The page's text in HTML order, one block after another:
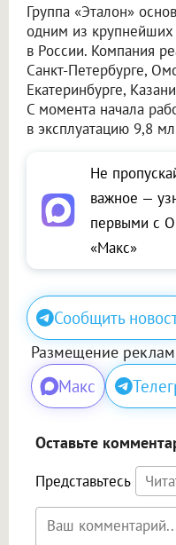
Группа «Эталон»
одним из
в России. Компания
Санкт-Петербурге,
Екатеринбурге,
С момента начала
в эксплуатацию 9,8
Не
важное —
первыми с
«Макс»
Сообщить
Размещение
Макс
Оставьте
Представьтесь